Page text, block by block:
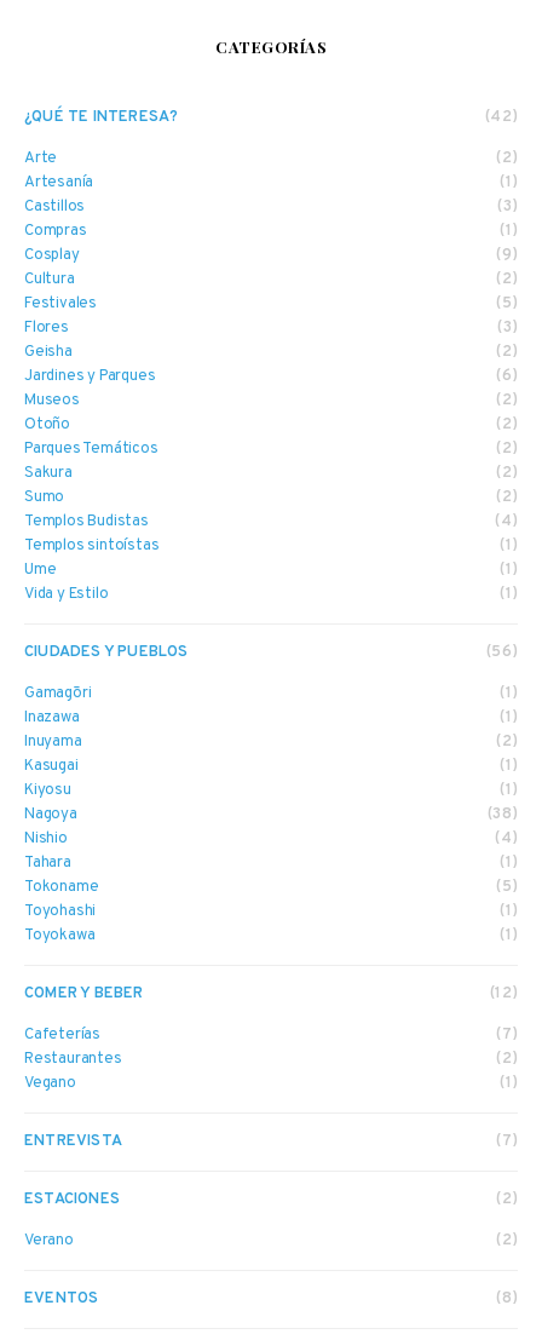
CATEGORÍAS
¿QUÉ TE INTERESA? (42)
Arte
(2)
Artesanía
(1)
Castillos
(3)
Compras
(1)
Cosplay
(9)
Cultura
(2)
Festivales
(5)
Flores
(3)
Geisha
(2)
Jardines y Parques
(6)
Museos
(2)
Otoño
(2)
Parques Temáticos
(2)
Sakura
(2)
Sumo
(2)
Templos Budistas
(4)
Templos sintoístas
(1)
Ume
(1)
Vida y Estilo
(1)
CIUDADES Y PUEBLOS (56)
Gamagōri
(1)
Inazawa
(1)
Inuyama
(2)
Kasugai
(1)
Kiyosu
(1)
Nagoya
(38)
Nishio
(4)
Tahara
(1)
Tokoname
(5)
Toyohashi
(1)
Toyokawa
(1)
COMER Y BEBER (12)
Cafeterías
(7)
Restaurantes
(2)
Vegano
(1)
ENTREVISTA (7)
ESTACIONES (2)
Verano (2)
EVENTOS (8)